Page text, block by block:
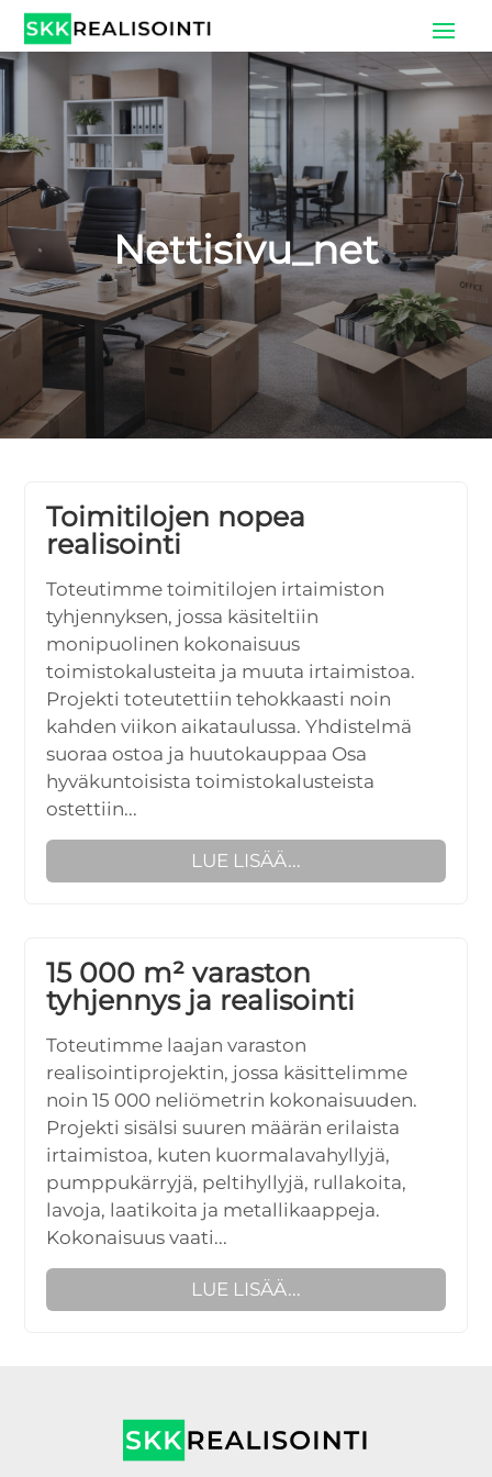
Nettisivu_net
Toimitilojen nopea
realisointi
Toteutimme toimitilojen irtaimiston
tyhjennyksen, jossa käsiteltiin
monipuolinen kokonaisuus
toimistokalusteita ja muuta irtaimistoa.
Projekti toteutettiin tehokkaasti noin
kahden viikon aikataulussa. Yhdistelmä
suoraa ostoa ja huutokauppaa Osa
hyväkuntoisista toimistokalusteista
ostettiin...
LUE LISÄÄ...
15 000 m² varaston
tyhjennys ja realisointi
Toteutimme laajan varaston
realisointiprojektin, jossa käsittelimme
noin 15 000 neliömetrin kokonaisuuden.
Projekti sisälsi suuren määrän erilaista
irtaimistoa, kuten kuormalavahyllyjä,
pumppukärryjä, peltihyllyjä, rullakoita,
lavoja, laatikoita ja metallikaappeja.
Kokonaisuus vaati...
LUE LISÄÄ...